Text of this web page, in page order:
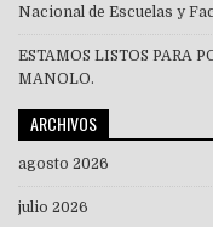
Nacional de Escuelas y
ESTAMOS LISTOS PARA
MANOLO.
ARCHIVOS
agosto 2026
julio 2026